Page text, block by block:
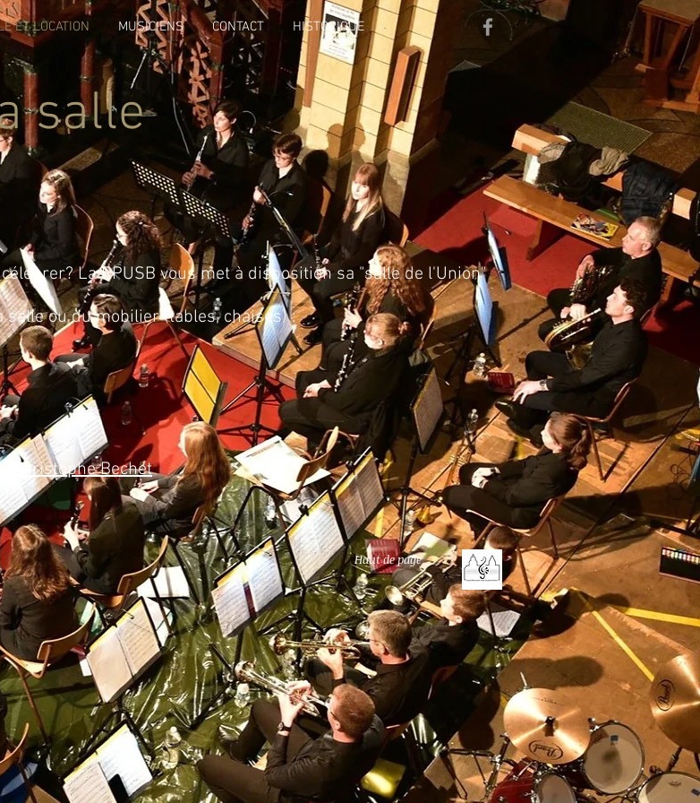
ET LOCATION MUSICIENS CONTACT HISTORIQUE
salle
La RPUSB vous met à disposition sa "salle de l'Union"
salle ou du mobilier (tables, chaises) :
Christophe Bechet
Haut de page